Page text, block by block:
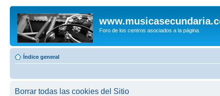
Foro de los centros asociados a la página.
Índice general
Borrar todas las cookies del Sitio